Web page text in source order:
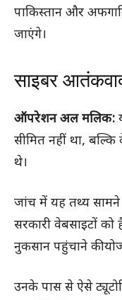
पाकिस्तान और
जाएंगे।
साइबर
ऑपरेशन अल मलिक:
सीमित नहीं था, बल्कि
थे।
जांच में यह तथ्य
सरकारी वेबसाइटों
नुकसान पहुंचाने की
उनके पास से ऐसे